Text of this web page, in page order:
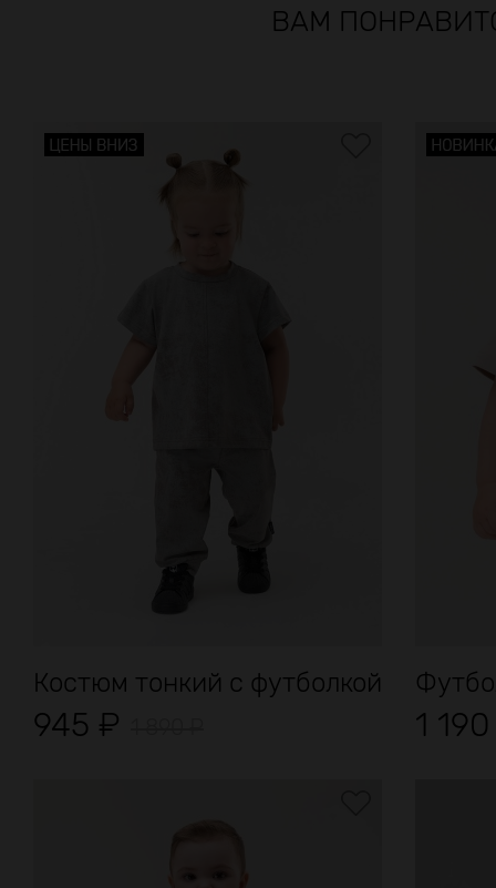
ВАМ
Костюм тонкий с футболкой
945 ₽ 1